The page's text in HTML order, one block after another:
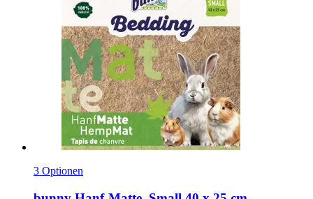
3 Optionen